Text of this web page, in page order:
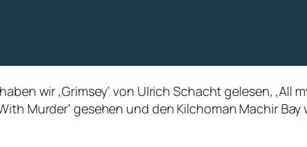
wir ‚Grimsey‘ von Ulrich Schacht gelesen,
Murder‘ gesehen und den Kilchoman Machir Bay